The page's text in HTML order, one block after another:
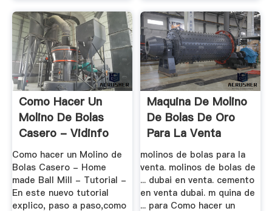
Como Hacer Un
Molino De Bolas
Casero - Vidinfo
Como hacer un Molino de
Bolas Casero - Home
made Ball Mill - Tutorial -
En este nuevo tutorial
explico, paso a paso,como
Maquina De Molino
De Bolas De Oro
Para La Venta
molinos de bolas para la
venta. molinos de bolas de
... dubai en venta. cemento
en venta dubai. m quina de
... para Como hacer un